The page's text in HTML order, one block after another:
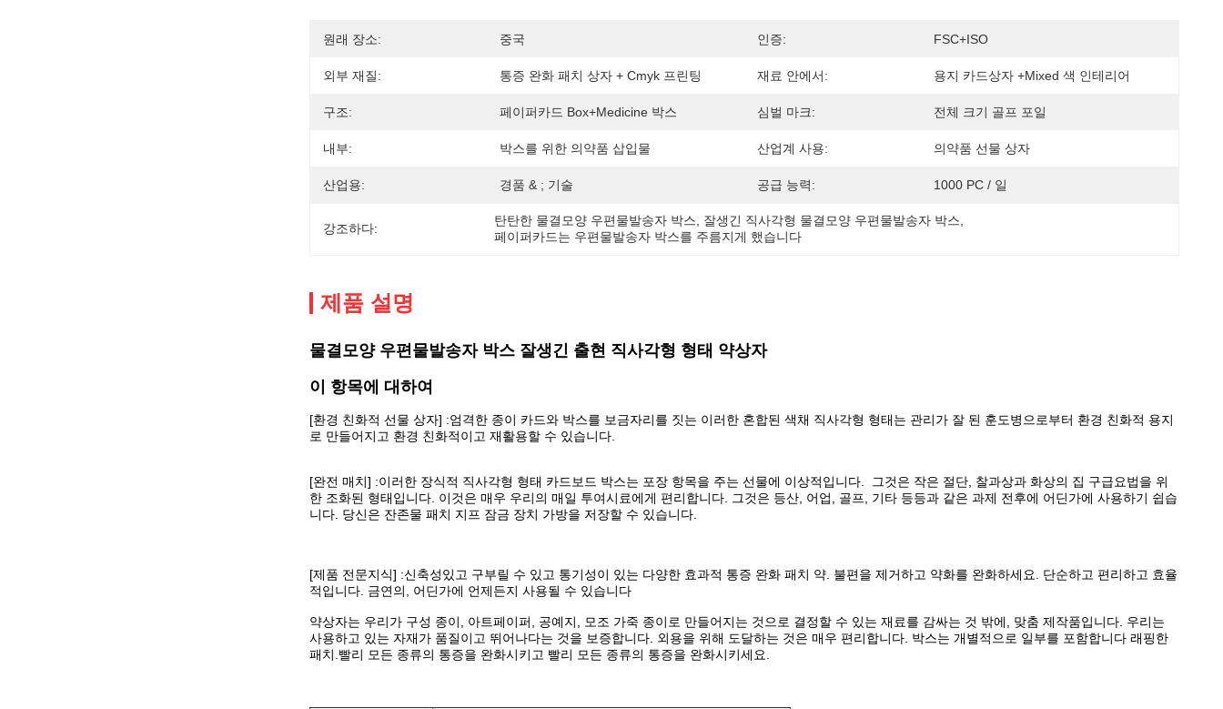
원래 장소: 중국 인증: FSC+ISO
외부 재질: 통증 완화 패치 상자 + Cmyk 프린팅 재료 안에서: 용지 카드상자 +mixed 색 인테리어
구조: 페이퍼카드 Box+medicine 박스 심벌 마크: 전체 크기 골프 포일
내부: 박스를 위한 의약품 삽입물 산업계 사용: 의약품 선물 상자
산업용: 경품 & ; 기술 공급 능력: 1000 PC / 일
강조하다:
탄탄한 물결모양 우편물발송자 박스 잘생긴 직사각형 물결모양 우편물발송자 박스
페이퍼카드는 우편물발송자 박스를 주름지게 했습니다
제품 설명
물결모양 우편물발송자 박스 잘생긴 출현 직사각형 형태 약상자
이 항목에 대하여
[환경 친화적 선물 상자] :엄격한 종이 카드와 박스를 보금자리를 짓는 이러한 혼합된 색채 직사각형 형태는 관리가 잘 된 훈도병으로부터 환경 친화적 용지
로 만들어지고 환경 친화적이고 재활용할 수 있습니다.
[완전 매치] :이러한 장식적 직사각형 형태 카드보드 박스는 포장 항목을 주는 선물에 이상적입니다. 그것은 작은 절단, 찰과상과 화상의 집 구급요법을 위
한 조화된 형태입니다. 이것은 매우 우리의 매일 투여시료에게 편리합니다. 그것은 등산, 어업, 골프, 기타 등등과 같은 과제 전후에 어딘가에 사용하기 쉽습
니다. 당신은 잔존물 패치 지프 잠금 장치 가방을 저장할 수 있습니다.
[제품 전문지식] :신축성있고 구부릴 수 있고 통기성이 있는 다양한 효과적 통증 완화 패치 약. 불편을 제거하고 약화를 완화하세요. 단순하고 편리하고 효율
적입니다. 금연의, 어딘가에 언제든지 사용될 수 있습니다
약상자는 우리가 구성 종이, 아트페이퍼, 공예지, 모조 가죽 종이로 만들어지는 것으로 결정할 수 있는 재료를 감싸는 것 밖에, 맞춤 제작품입니다. 우리는
사용하고 있는 자재가 품질이고 뛰어나다는 것을 보증합니다. 외용을 위해 도달하는 것은 매우 편리합니다. 박스는 개별적으로 일부를 포함합니다 래핑한
패치.빨리 모든 종류의 통증을 완화시키고 빨리 모든 종류의 통증을 완화시키세요.